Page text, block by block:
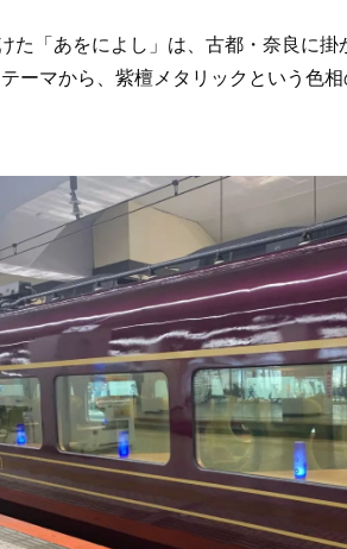
「あをによし」は、古都・奈良に
ーマから、紫檀メタリックという色